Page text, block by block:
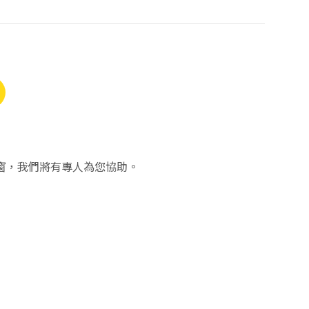
，我們將有專人為您協助。